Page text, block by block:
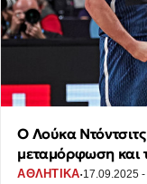
Ο Λούκα
μεταμόρφωση και
ΑΘΛΗΤΙΚΑ·17.09.2025